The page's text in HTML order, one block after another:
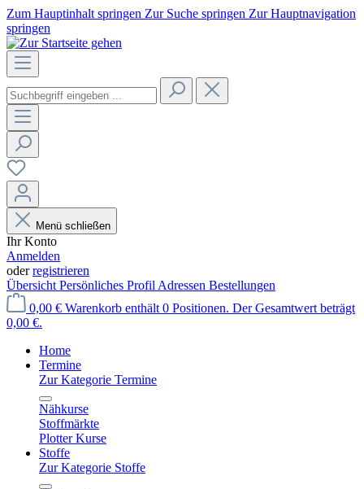
Zum Hauptinhalt springen Zur Suche springen Zur Hauptnavigation
springen
Menü schließen
Ihr Konto
Anmelden
oderregistrieren
Übersicht Persönliches Profil Adressen Bestellungen
0,00 € Warenkorb enthält 0 Positionen. Der Gesamtwert beträgt
0,00 €.
Home
Termine
Zur Kategorie Termine
Nähkurse
Stoffmärkte
Plotter Kurse
Stoffe
Zur Kategorie Stoffe